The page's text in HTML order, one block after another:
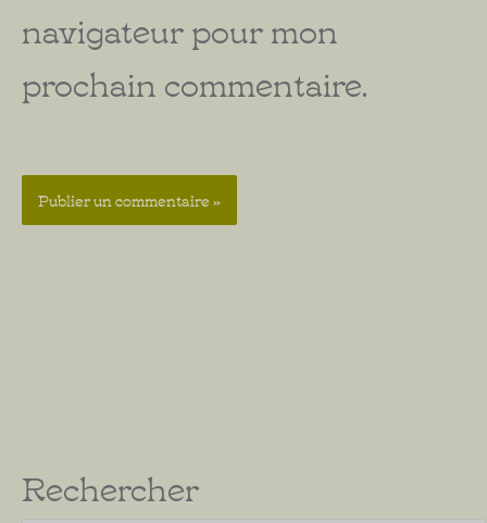
navigateur pour mon
prochain commentaire.
Rechercher